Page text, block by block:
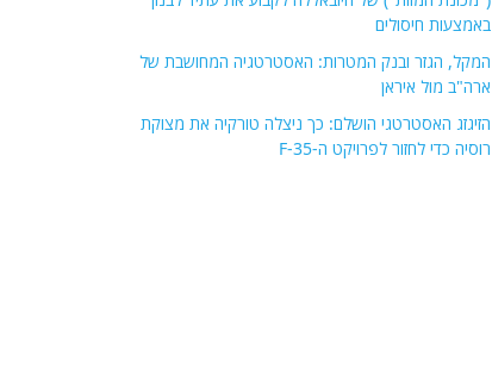
באמצעות חיסולים
המקל, הגזר ובנק המטרות: האסטרטגיה המחושבת של
ארה"ב מול איראן
הזיגזג האסטרטגי הושלם: כך ניצלה טורקיה את מצוקת
רוסיה כדי לחזור לפרויקט ה-F-35